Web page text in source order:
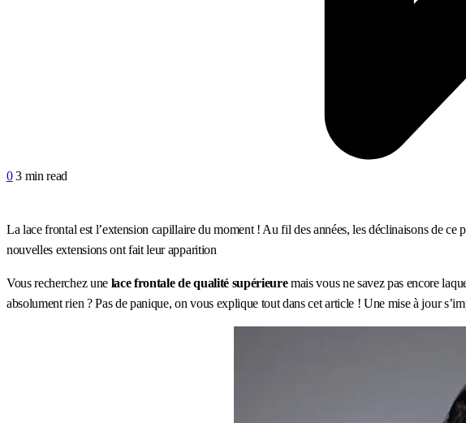
0 3 min read
La lace frontal est l’extension capillaire du moment ! Au fil des années, les déclinaisons de
nouvelles extensions ont fait leur apparition
Vous recherchez unelace frontale de qualité supérieuremais vous ne savez pas encore
absolument rien ? Pas de panique, on vous explique tout dans cet article ! Une mise à jour